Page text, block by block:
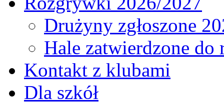
Drużyny zgłoszone
Hale zatwierdzone
Kontakt z klubami
Dla szkół